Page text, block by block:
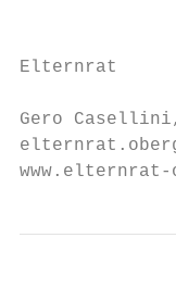
Elternrat
Gero